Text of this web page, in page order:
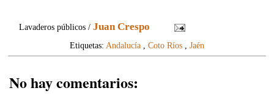
Lavaderos públicos /Juan Crespo
Etiquetas: Andalucía Coto Ríos Jaén
No hay comentarios: